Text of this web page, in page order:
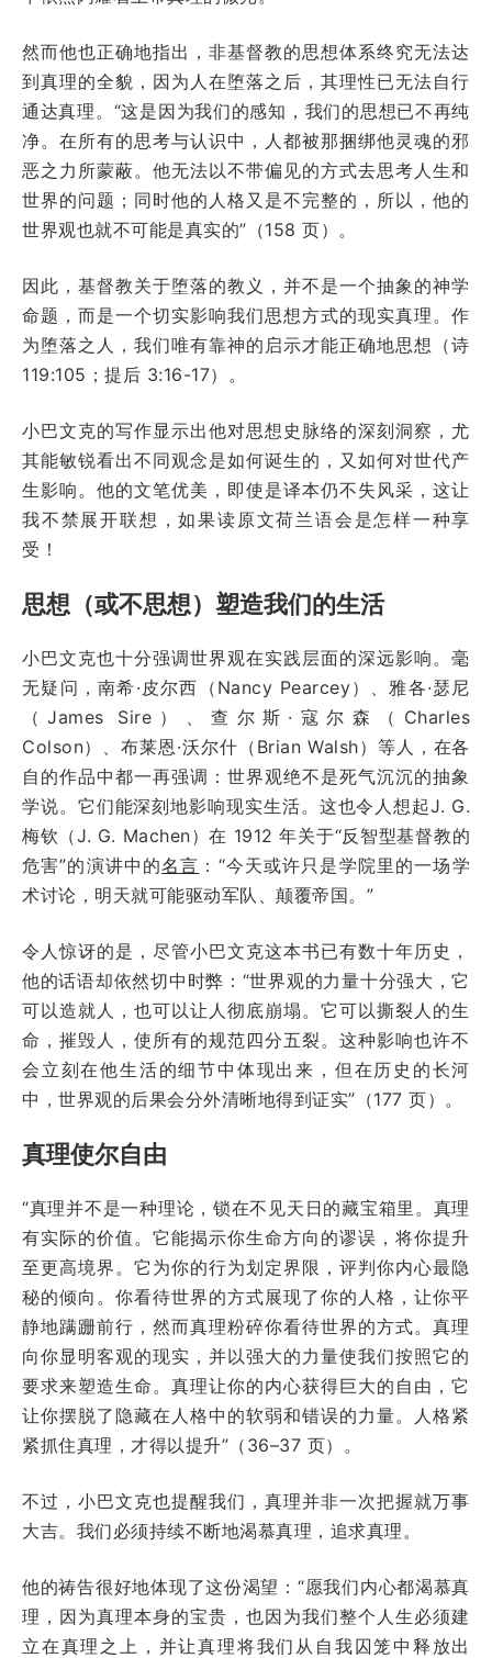
然而他也正确地指出，非基督教的思想体系终究无法达
到真理的全貌，因为人在堕落之后，其理性已无法自行
通达真理。“这是因为我们的感知，我们的思想已不再纯
净。在所有的思考与认识中，人都被那捆绑他灵魂的邪
恶之力所蒙蔽。他无法以不带偏见的方式去思考人生和
世界的问题；同时他的人格又是不完整的，所以，他的
世界观也就不可能是真实的”（158 页）。
因此，基督教关于堕落的教义，并不是一个抽象的神学
命题，而是一个切实影响我们思想方式的现实真理。作
为堕落之人，我们唯有靠神的启示才能正确地思想（诗
119:105；提后 3:16-17）。
小巴文克的写作显示出他对思想史脉络的深刻洞察，尤
其能敏锐看出不同观念是如何诞生的，又如何对世代产
生影响。他的文笔优美，即使是译本仍不失风采，这让
我不禁展开联想，如果读原文荷兰语会是怎样一种享
受！
思想（或不思想）塑造我们的生活
小巴文克也十分强调世界观在实践层面的深远影响。毫
无疑问，南希·皮尔西（Nancy Pearcey）、雅各·瑟尼
（James Sire）、查尔斯·寇尔森（Charles
Colson）、布莱恩·沃尔什（Brian Walsh）等人，在各
自的作品中都一再强调：世界观绝不是死气沉沉的抽象
学说。它们能深刻地影响现实生活。这也令人想起J. G.
梅钦（J. G. Machen）在 1912 年关于“反智型基督教的
危害”的演讲中的名言 ：“今天或许只是学院里的一场学
术讨论，明天就可能驱动军队、颠覆帝国。”
令人惊讶的是，尽管小巴文克这本书已有数十年历史，
他的话语却依然切中时弊：“世界观的力量十分强大，它
可以造就人，也可以让人彻底崩塌。它可以撕裂人的生
命，摧毁人，使所有的规范四分五裂。这种影响也许不
会立刻在他生活的细节中体现出来，但在历史的长河
中，世界观的后果会分外清晰地得到证实”（177 页）。
真理使尔自由
“真理并不是一种理论，锁在不见天日的藏宝箱里。真理
有实际的价值。它能揭示你生命方向的谬误，将你提升
至更高境界。它为你的行为划定界限，评判你内心最隐
秘的倾向。你看待世界的方式展现了你的人格，让你平
静地蹒跚前行，然而真理粉碎你看待世界的方式。真理
向你显明客观的现实，并以强大的力量使我们按照它的
要求来塑造生命。真理让你的内心获得巨大的自由，它
让你摆脱了隐藏在人格中的软弱和错误的力量。人格紧
紧抓住真理，才得以提升”（36–37 页）。
不过，小巴文克也提醒我们，真理并非一次把握就万事
大吉。我们必须持续不断地渴慕真理，追求真理。
他的祷告很好地体现了这份渴望：“愿我们内心都渴慕真
理，因为真理本身的宝贵，也因为我们整个人生必须建
立在真理之上，并让真理将我们从自我囚笼中释放出